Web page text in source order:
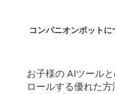
コンパニオンボット
お子様の AIツール
ロールする優れた方